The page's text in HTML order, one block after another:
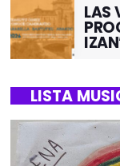
LAS
LISTA